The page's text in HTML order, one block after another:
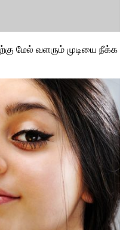
மேல் வளரும் முடியை நீக்க